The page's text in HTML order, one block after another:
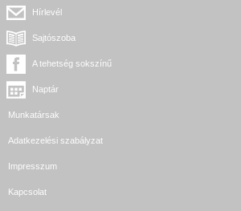
Hírlevél
Sajtószoba
A tehetség sokszínű
Naptár
Munkatársak
Adatkezelési szabályzat
Impresszum
Kapcsolat